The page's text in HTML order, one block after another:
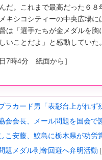
だ。これまで最高だった６８
キシコシティーの中央広場に
は「選手たちが金メダルを胸
いことだよ」と感動していた。
7時4分 紙面から］
ラカード男「表彰台上がれず
会会長、メール問題を国会
こ安藤、鮫島に栃木県が功労
題メダル剥奪回避へ弁明活動